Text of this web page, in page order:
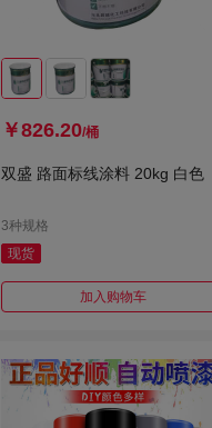
￥826.20/桶
双盛 路面标线涂料 20kg 白色
3种规格
现货
加入购物车